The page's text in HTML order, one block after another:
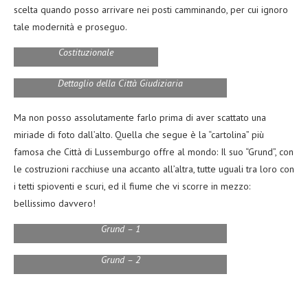
scelta quando posso arrivare nei posti camminando, per cui ignoro
tale modernità e proseguo.
Costituzionale
Dettaglio della Città Giudiziaria
Ma non posso assolutamente farlo prima di aver scattato una
miriade di foto dall’alto. Quella che segue è la “cartolina” più
famosa che Città di Lussemburgo offre al mondo: Il suo “Grund”, con
le costruzioni racchiuse una accanto all’altra, tutte uguali tra loro con
i tetti spioventi e scuri, ed il fiume che vi scorre in mezzo:
bellissimo davvero!
Grund – 1
Grund – 2